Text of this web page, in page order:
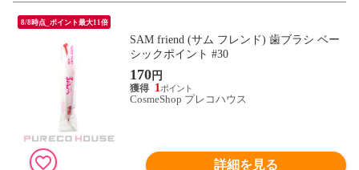
8/8時点_ポイント最大11倍
SAM friend (サム フレンド) 歯ブラシ ベー
シックポイント #30
170円
1
CosmeShop プレコハウス
詳細を見る